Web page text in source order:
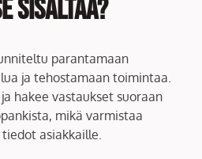
sisältää?
parantamaan
ja tehostamaan toimintaa.
hakee vastaukset suoraan
mikä varmistaa
asiakkaille.